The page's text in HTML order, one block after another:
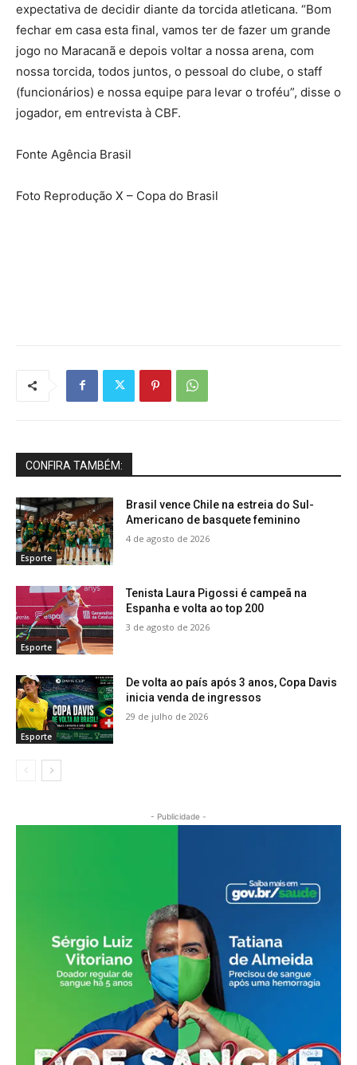
expectativa de decidir diante da torcida atleticana. “Bom
fechar em casa esta final, vamos ter de fazer um grande
jogo no Maracanã e depois voltar a nossa arena, com
nossa torcida, todos juntos, o pessoal do clube, o staff
(funcionários) e nossa equipe para levar o troféu”, disse o
jogador, em entrevista à CBF.
Fonte Agência Brasil
Foto Reprodução X – Copa do Brasil
CONFIRA TAMBÉM:
Esporte
Brasil vence Chile na estreia do Sul-
Americano de basquete feminino
4 de agosto de 2026
Esporte
Tenista Laura Pigossi é campeã na
Espanha e volta ao top 200
3 de agosto de 2026
Esporte
De volta ao país após 3 anos, Copa Davis
inicia venda de ingressos
29 de julho de 2026
- Publicidade -